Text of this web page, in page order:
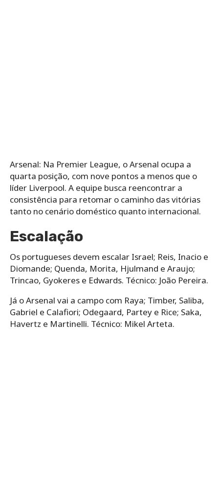
Arsenal: Na Premier League, o Arsenal ocupa a
quarta posição, com nove pontos a menos que o
líder Liverpool. A equipe busca reencontrar a
consistência para retomar o caminho das vitórias
tanto no cenário doméstico quanto internacional.
Escalação
Os portugueses devem escalar Israel; Reis, Inacio e
Diomande; Quenda, Morita, Hjulmand e Araujo;
Trincao, Gyokeres e Edwards. Técnico: João Pereira.
Já o Arsenal vai a campo com Raya; Timber, Saliba,
Gabriel e Calafiori; Odegaard, Partey e Rice; Saka,
Havertz e Martinelli. Técnico: Mikel Arteta.